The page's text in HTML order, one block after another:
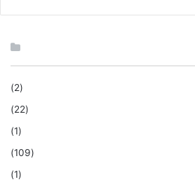
(2)
(22)
(1)
(109)
(1)